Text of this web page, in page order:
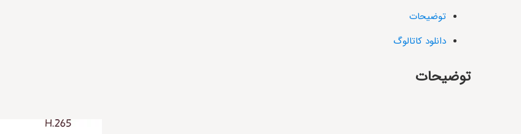
توضیحات
دانلود کاتالوگ
توضیحات